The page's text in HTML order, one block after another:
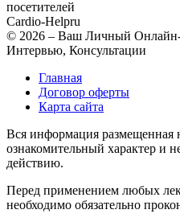
посетителей
Cardio-Helpru
© 2026 – Ваш Личный
Интервью, Консультации
Главная
Договор оферты
Карта сайта
Вся информация размещенная
ознакомительный характер и
действию.
Перед применением любых
необходимо обязательно